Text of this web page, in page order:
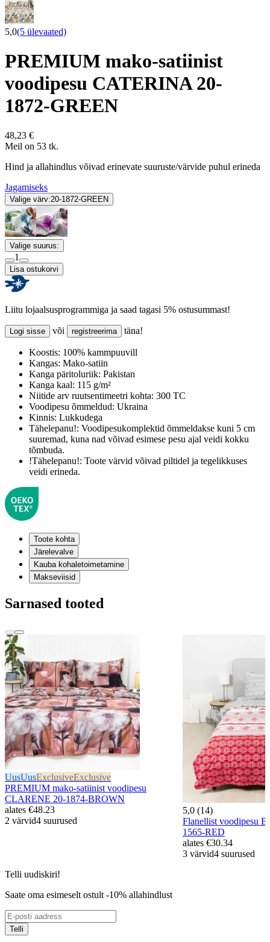
5,0(5 ülevaated)
PREMIUM mako-satiinist
voodipesu CATERINA 20-
1872-GREEN
48,23 €
Meil on 53 tk.
Hind ja allahindlus võivad erinevate suuruste/värvide puhul erineda
Jagamiseks
Valige värv:20-1872-GREEN
Valige suurus:
1
Lisa ostukorvi
Liitu lojaalsusprogrammiga ja saad tagasi 5% ostusummast!
Logi sisse või registreerima täna!
Koostis: 100% kammpuuvill
Kangas: Mako-satiin
Kanga päritoluriik: Pakistan
Kanga kaal: 115 g/m²
Niitide arv ruutsentimeetri kohta: 300 TC
Voodipesu õmmeldud: Ukraina
Kinnis: Lukkudega
Tähelepanu!: Voodipesukomplektid õmmeldakse kuni 5 cm
suuremad, kuna nad võivad esimese pesu ajal veidi kokku
tõmbuda.
!Tähelepanu!: Toote värvid võivad piltidel ja tegelikkuses
veidi erineda.
Toote kohta
Järelevalve
Kauba kohaletoimetamine
Makseviisid
Sarnased tooted
UusUusExclusiveExclusive
PREMIUM mako-satiinist voodipesu
CLARENE 20-1874-BROWN
alates €48.23
2 värvid4 suurused
5,0 (14)
Flanellist voodipesu
1565-RED
alates €30.34
3 värvid4 suurused
Telli uudiskiri!
Saate oma esimeselt ostult -10% allahindlust
Telli